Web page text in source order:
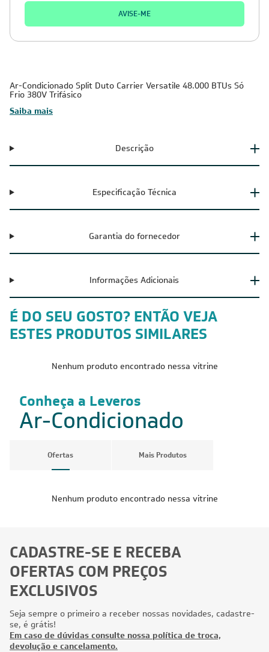
AVISE-ME
Ar-Condicionado Split Duto Carrier Versatile 48.000 BTUs Só
Frio 380V Trifásico
Saiba mais
Descrição
Especificação Técnica
Garantia do fornecedor
Informações Adicionais
É DO SEU GOSTO? ENTÃO VEJA
ESTES PRODUTOS SIMILARES
Nenhum produto encontrado nessa vitrine
Conheça a Leveros
Ar-Condicionado
Ofertas Mais Produtos
Nenhum produto encontrado nessa vitrine
CADASTRE-SE E RECEBA
OFERTAS COM PREÇOS
EXCLUSIVOS
Seja sempre o primeiro a receber nossas novidades, cadastre-
se, é grátis!
Em caso de dúvidas consulte nossa política de troca,
devolução e cancelamento.